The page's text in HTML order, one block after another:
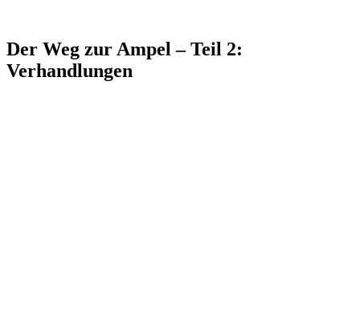
Der Weg zur Ampel – Teil 2:
Verhandlungen